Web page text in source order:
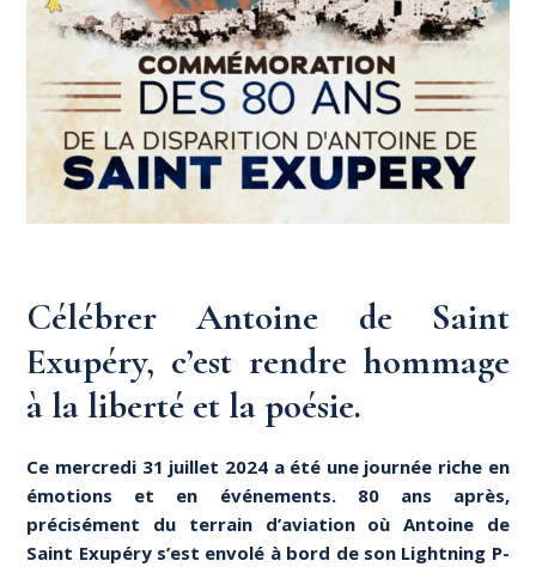
Célébrer Antoine de Saint
Exupéry, c’est rendre hommage
à la liberté et la poésie.
Ce mercredi 31 juillet 2024 a été une journée riche en
émotions et en événements. 80 ans après,
précisément du terrain d’aviation où Antoine de
Saint Exupéry s’est envolé à bord de son Lightning P-